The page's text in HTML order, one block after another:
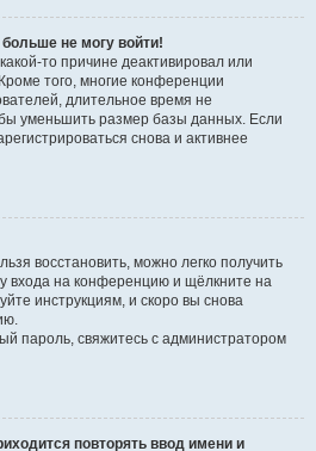
не могу войти!
то причине деактивировал или
того, многие конференции
длительное время не
уменьшить размер базы данных. Если
снова и активнее
восстановить, можно легко получить
входа на конференцию и щёлкните на
инструкциям, и скоро вы снова
пароль, свяжитесь с администратором
повторять ввод имени и